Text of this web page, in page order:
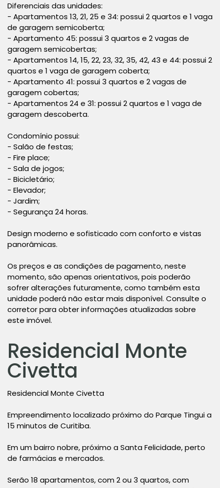
Diferenciais das unidades:
- Apartamentos 13, 21, 25 e 34: possui 2 quartos e 1 vaga
de garagem semicoberta;
- Apartamento 45: possui 3 quartos e 2 vagas de
garagem semicobertas;
- Apartamentos 14, 15, 22, 23, 32, 35, 42, 43 e 44: possui 2
quartos e 1 vaga de garagem coberta;
- Apartamento 41: possui 3 quartos e 2 vagas de
garagem cobertas;
- Apartamentos 24 e 31: possui 2 quartos e 1 vaga de
garagem descoberta.
Condomínio possui:
- Salão de festas;
- Fire place;
- Sala de jogos;
- Bicicletário;
- Elevador;
- Jardim;
- Segurança 24 horas.
Design moderno e sofisticado com conforto e vistas
panorâmicas.
Os preços e as condições de pagamento, neste
momento, são apenas orientativos, pois poderão
sofrer alterações futuramente, como também esta
unidade poderá não estar mais disponível. Consulte o
corretor para obter informações atualizadas sobre
este imóvel.
Residencial Monte
Civetta
Residencial Monte Civetta
Empreendimento localizado próximo do Parque Tingui a
15 minutos de Curitiba.
Em um bairro nobre, próximo a Santa Felicidade, perto
de farmácias e mercados.
Serão 18 apartamentos, com 2 ou 3 quartos, com